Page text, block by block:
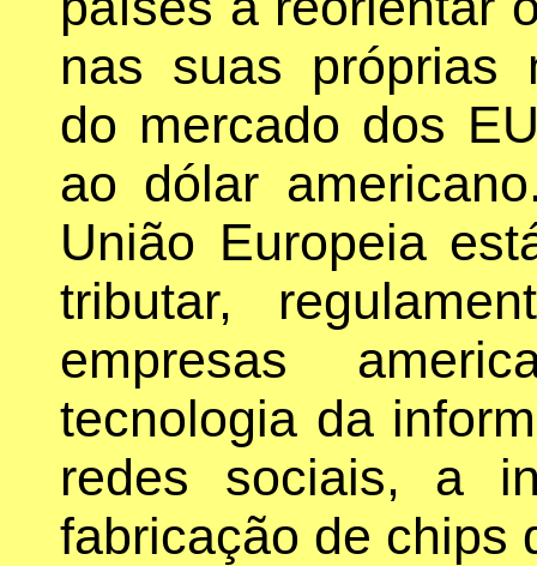
nas suas próprias
do mercado dos
ao dólar
União Europeia
tributar,
empresas
tecnologia da
redes sociais, a
fabricação de chips